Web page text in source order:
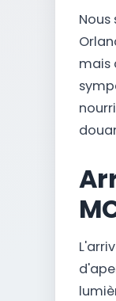
mais